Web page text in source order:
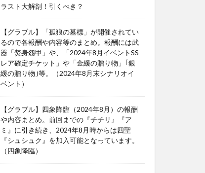
ラスト大解剖！引くべき？
【グラブル】「孤狼の墓標」が開催されてい
るので各報酬や内容等のまとめ。報酬には武
器「焚身怨甲」や、「2024年8月イベントSS
レア確定チケット」や「金緩の贈り物」｢銀
緩の贈り物｣等。（2024年8月末シナリオイ
ベント）
【グラブル】四象降臨（2024年8月）の報酬
や内容まとめ。前回までの『チチリ』『ア
ミ』に引き続き、2024年8月時からは四聖
『シュシュク』を加入可能となっています。
（四象降臨）